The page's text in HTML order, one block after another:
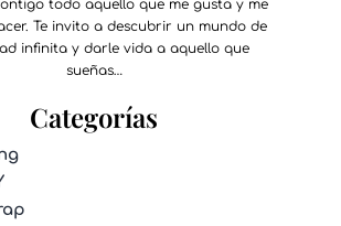
todo aquello que me gusta y me
Te invito a descubrir un mundo de
infinita y darle vida a aquello que
sueñas…
Categorías